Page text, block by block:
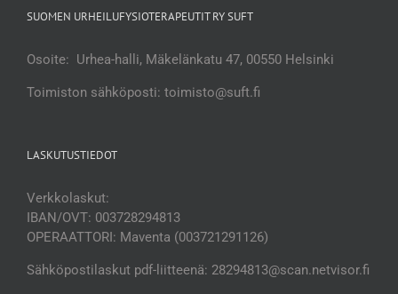
SUOMEN URHEILUFYSIOTERAPEUTIT RY SUFT
Osoite: Urhea-halli, Mäkelänkatu 47, 00550 Helsinki
Toimiston sähköposti: toimisto@suft.fi
LASKUTUSTIEDOT
Verkkolaskut:
IBAN/OVT: 003728294813
OPERAATTORI: Maventa (003721291126)
Sähköpostilaskut pdf-liitteenä: 28294813@scan.netvisor.fi